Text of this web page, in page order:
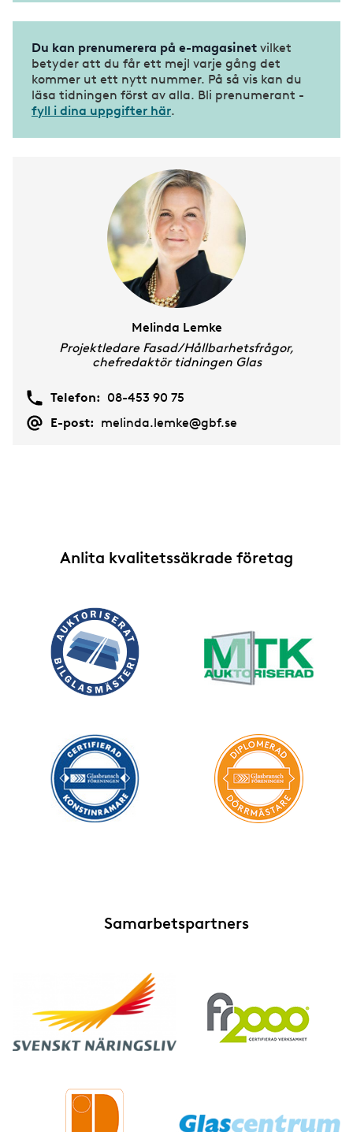
Du kan prenumerera på e-magasinet vilket
betyder att du får ett mejl varje gång det
kommer ut ett nytt nummer. På så vis kan du
läsa tidningen först av alla. Bli prenumerant -
fyll i dina uppgifter här.
Melinda Lemke
Projektledare Fasad/Hållbarhetsfrågor,
chefredaktör tidningen Glas
Telefon: 08-453 90 75
E-post: melinda.lemke@gbf.se
Anlita kvalitetssäkrade företag
Samarbetspartners